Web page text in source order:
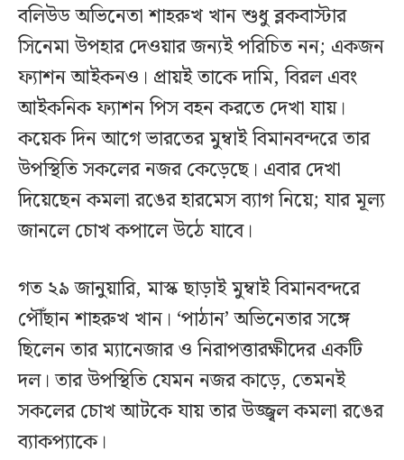
বলিউড অভিনেতা শাহরুখ খান শুধু ব্লকবাস্টার
সিনেমা উপহার দেওয়ার জন্যই পরিচিত নন; একজন
ফ্যাশন আইকনও। প্রায়ই তাকে দামি, বিরল এবং
আইকনিক ফ্যাশন পিস বহন করতে দেখা যায়।
কয়েক দিন আগে ভারতের মুম্বাই বিমানবন্দরে তার
উপস্থিতি সকলের নজর কেড়েছে। এবার দেখা
দিয়েছেন কমলা রঙের হারমেস ব্যাগ নিয়ে; যার মূল্য
জানলে চোখ কপালে উঠে যাবে।
গত ২৯ জানুয়ারি, মাস্ক ছাড়াই মুম্বাই বিমানবন্দরে
পৌঁছান শাহরুখ খান। ‘পাঠান’ অভিনেতার সঙ্গে
ছিলেন তার ম্যানেজার ও নিরাপত্তারক্ষীদের একটি
দল। তার উপস্থিতি যেমন নজর কাড়ে, তেমনই
সকলের চোখ আটকে যায় তার উজ্জ্বল কমলা রঙের
ব্যাকপ্যাকে।